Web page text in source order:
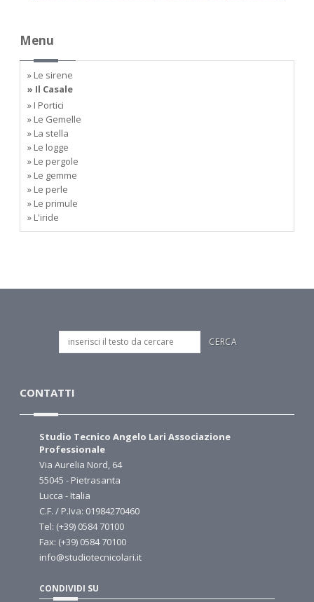
Menu
» Le sirene
» Il Casale
» I Portici
» Le Gemelle
» La stella
» Le logge
» Le pergole
» Le gemme
» Le perle
» Le primule
» L'iride
CONTATTI
Studio Tecnico Angelo Lari Associazione
Professionale
Via Aurelia Nord, 64
55045 - Pietrasanta
Lucca - Italia
C.F. / P.Iva: 01984270460
Tel: (+39) 0584 70100
Fax: (+39) 0584 70100
info@studiotecnicolari.it
CONDIVIDI SU